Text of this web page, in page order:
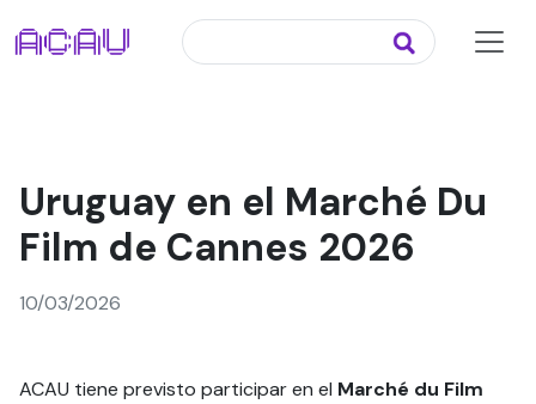
Uruguay en el Marché Du
Film de Cannes 2026
10/03/2026
ACAU tiene previsto participar en el Marché du Film